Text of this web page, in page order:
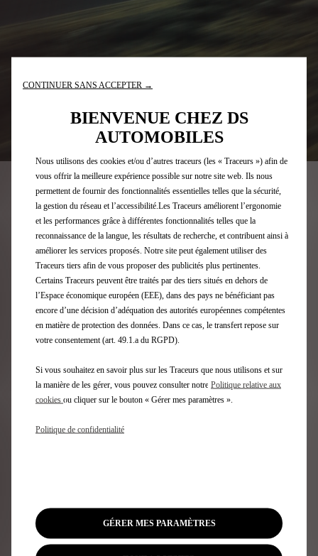
SERVICES SUR-MESURE
L'excellence DS Service
CONTINUER SANS ACCEPTER →
BIENVENUE CHEZ DS
AUTOMOBILES
Nous utilisons des cookies et/ou d’autres traceurs (les « Traceurs ») afin de
vous offrir la meilleure expérience possible sur notre site web. Ils nous
permettent de fournir des fonctionnalités essentielles telles que la sécurité,
la gestion du réseau et l’accessibilité.Les Traceurs améliorent l’ergonomie
et les performances grâce à différentes fonctionnalités telles que la
reconnaissance de la langue, les résultats de recherche, et contribuent ainsi à
améliorer les services proposés. Notre site peut également utiliser des
Traceurs tiers afin de vous proposer des publicités plus pertinentes.
Certains Traceurs peuvent être traités par des tiers situés en dehors de
l’Espace économique européen (EEE), dans des pays ne bénéficiant pas
encore d’une décision d’adéquation des autorités européennes compétentes
en matière de protection des données. Dans ce cas, le transfert repose sur
votre consentement (art. 49.1.a du RGPD).
Si vous souhaitez en savoir plus sur les Traceurs que nous utilisons et sur
la manière de les gérer, vous pouvez consulter notre Politique relative aux
cookies ou cliquer sur le bouton « Gérer mes paramètres ».
Politique de confidentialité
GÉRER MES PARAMÈTRES